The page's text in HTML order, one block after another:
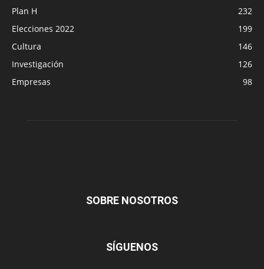
Plan H
232
Elecciones 2022
199
Cultura
146
Investigación
126
Empresas
98
SOBRE NOSOTROS
SÍGUENOS